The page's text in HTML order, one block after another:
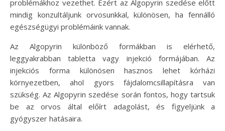
problémákhoz vezethet. Ezért az Algopyrin szedése előtt
mindig konzultáljunk orvosunkkal, különösen, ha fennálló
egészségügyi problémáink vannak.
Az Algopyrin különböző formákban is elérhető,
leggyakrabban tabletta vagy injekció formájában. Az
injekciós forma különösen hasznos lehet kórházi
környezetben, ahol gyors fájdalomcsillapításra van
szükség. Az Algopyrin szedése során fontos, hogy tartsuk
be az orvos által előírt adagolást, és figyeljünk a
gyógyszer hatásaira.